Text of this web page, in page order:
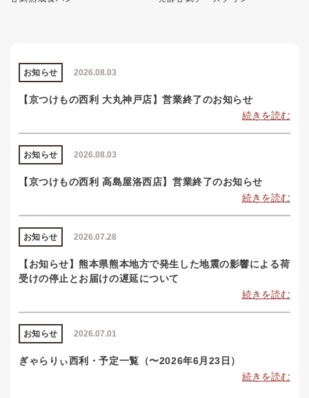
2026.08.03
お知らせ
【京つけもの西利 大丸神戸店】営業終了のお知らせ
続きを読む
2026.08.03
お知らせ
【京つけもの西利 高島屋洛西店】営業終了のお知らせ
続きを読む
2026.07.28
お知らせ
【お知らせ】熊本県熊本地方で発生した地震の影響による荷
受けの停止とお届けの遅延について
続きを読む
2026.07.01
お知らせ
ぎゃらりぃ西利・予定一覧（〜2026年6月23日）
続きを読む